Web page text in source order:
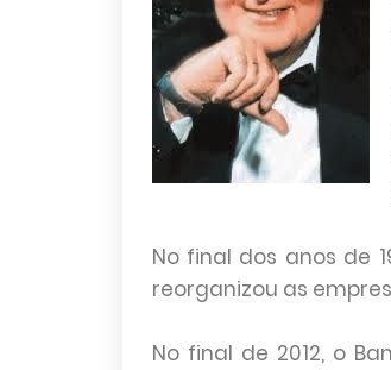
No final dos anos de
reorganizou as
No final de 2012, o